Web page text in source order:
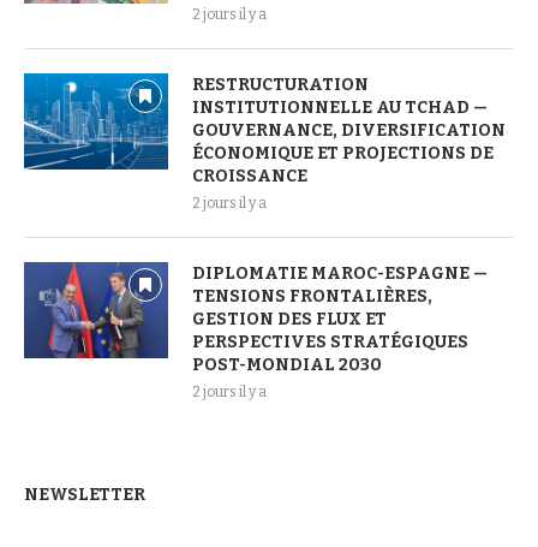
2 jours il y a
RESTRUCTURATION
INSTITUTIONNELLE AU TCHAD —
GOUVERNANCE, DIVERSIFICATION
ÉCONOMIQUE ET PROJECTIONS DE
CROISSANCE
2 jours il y a
DIPLOMATIE MAROC-ESPAGNE —
TENSIONS FRONTALIÈRES,
GESTION DES FLUX ET
PERSPECTIVES STRATÉGIQUES
POST-MONDIAL 2030
2 jours il y a
NEWSLETTER